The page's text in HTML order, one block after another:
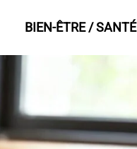
BIEN-ÊTRE / SANTÉ